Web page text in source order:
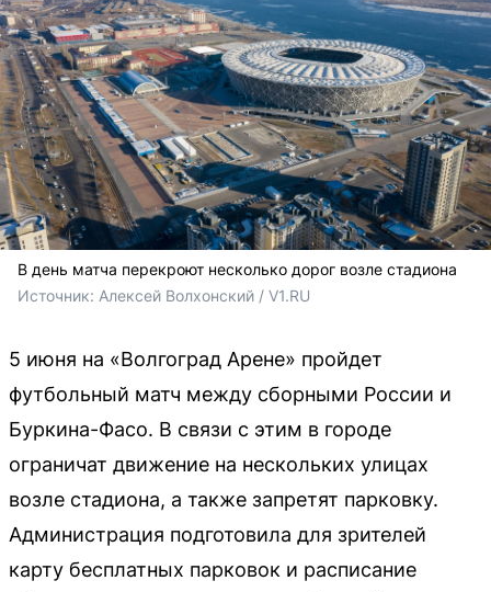
В день матча перекроют несколько дорог возле стадиона
Источник: Алексей Волхонский / V1.RU
5 июня на «Волгоград Арене» пройдет
футбольный матч между сборными России и
Буркина-Фасо. В связи с этим в городе
ограничат движение на нескольких улицах
возле стадиона, а также запретят парковку.
Администрация подготовила для зрителей
карту бесплатных парковок и расписание